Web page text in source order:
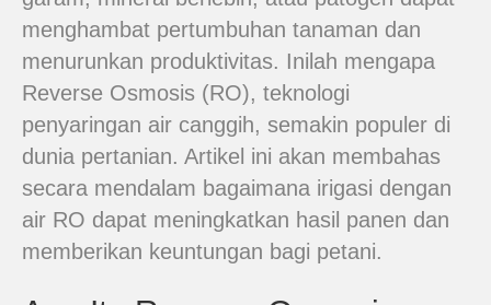
menghambat pertumbuhan tanaman dan
menurunkan produktivitas. Inilah mengapa
Reverse Osmosis (RO), teknologi
penyaringan air canggih, semakin populer di
dunia pertanian. Artikel ini akan membahas
secara mendalam bagaimana irigasi dengan
air RO dapat meningkatkan hasil panen dan
memberikan keuntungan bagi petani.